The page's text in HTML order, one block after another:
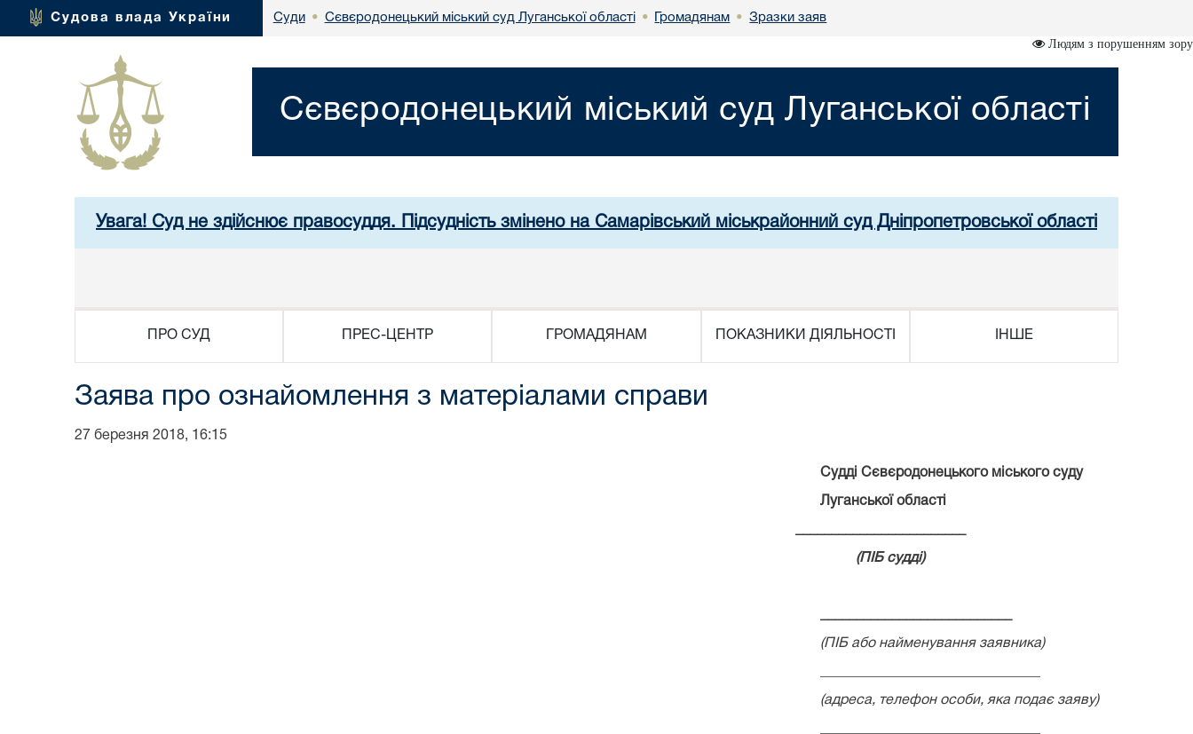
Судова влада України Суди • Сєвєродонецький міський суд Луганської області • Громадянам • Зразки заяв
Людям з порушенням зору
Сєвєродонецький міський суд Луганської області
Увага! Суд не здійснює правосуддя. Підсудність змінено на Самарівський міськрайонний суд Дніпропетровської області
ПРО СУД ПРЕС-ЦЕНТР ГРОМАДЯНАМ ПОКАЗНИКИ ДІЯЛЬНОСТІ ІНШЕ
Заява про ознайомлення з матеріалами справи
27 березня 2018, 16:15
Судді Сєвєродонецького міського суду
Луганської області
(ПІБ судді)
(ПІБ або найменування заявника)
(адреса, телефон особи, яка подає заяву)